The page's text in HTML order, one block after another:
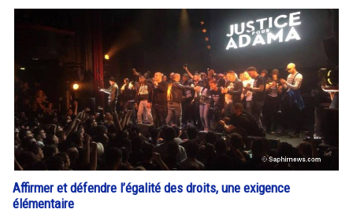
Affirmer et défendre l’égalité des droits, une exigence
élémentaire